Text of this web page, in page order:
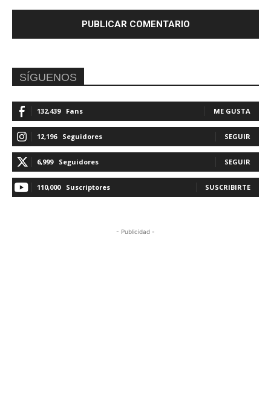
SÍGUENOS
132,439 Fans ME GUSTA
12,196 Seguidores SEGUIR
6,999 Seguidores SEGUIR
110,000 Suscriptores SUSCRIBIRTE
- Publicidad -